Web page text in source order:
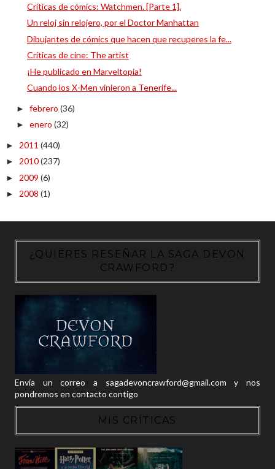
Críticas de cómics: Watchmen. [Parte 1].
Un reloj sin relojero, por el Doctor Manhattan
Dibujantes de cómics que hacen que recuperes la fe...
Críticas de cine: The artist
¡He publicado en Marveltopia!
Cuando los X-Men vinieron a Tenerife...
► febrero (36)
► enero (32)
► 2011 (440)
► 2010(237)
► 2009 (6)
► 2008 (1)
¿QUIERES RESEÑAR LA SAGA DEVON
CRAWFORD?
Envía un correo a sagadevoncrawford@gmail.com y nos
pondremos en contacto contigo
MIS CRÍTICAS